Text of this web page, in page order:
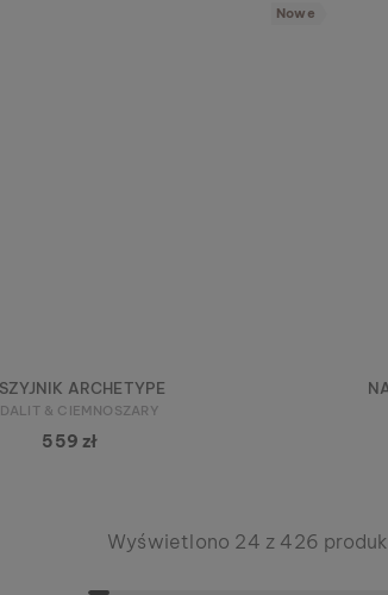
ARCHETYPE
& CIEMNOSZARY
559 zł
Nowe
Wyświetlono 24 z 426